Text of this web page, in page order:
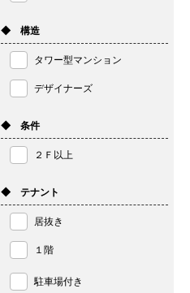
◆ 構造
タワー型マンション
デザイナーズ
◆ 条件
２Ｆ以上
◆ テナント
居抜き
１階
駐車場付き